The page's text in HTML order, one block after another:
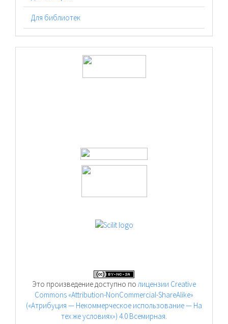
Для библиотек
Это произведение доступно по лицензии Creative
Commons «Attribution-NonCommercial-ShareAlike»
(«Атрибуция — Некоммерческое использование — На
тех же условиях») 4.0 Всемирная